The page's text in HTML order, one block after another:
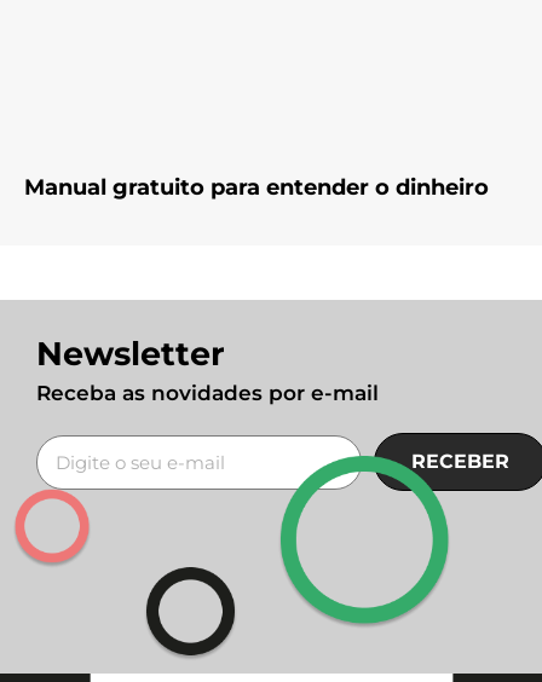
Manual gratuito para entender o dinheiro
Newsletter
Receba as novidades por e-mail
RECEBER